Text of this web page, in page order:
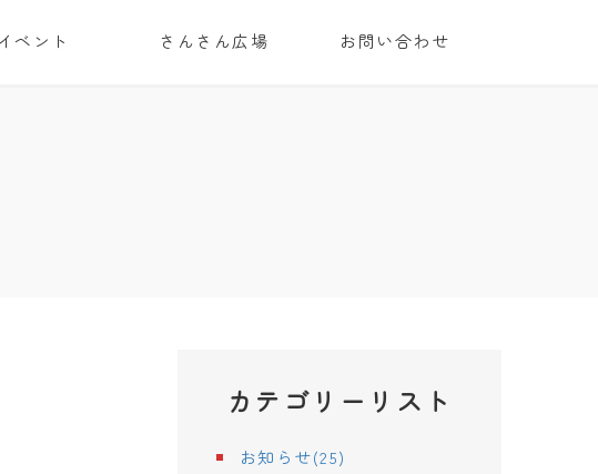
イベント さんさん広場 お問い合わせ
カテゴリーリスト
お知らせ(25)